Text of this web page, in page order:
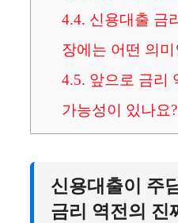
4.4. 신용대출 금
장에는 어떤 의미
4.5. 앞으로 금리
가능성이 있나요?
신용대출이 주
금리 역전의 진